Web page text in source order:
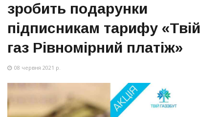
зробить подарунки
підписникам тарифу «Твій
газ Рівномірний платіж»
08 червня 2021 р.